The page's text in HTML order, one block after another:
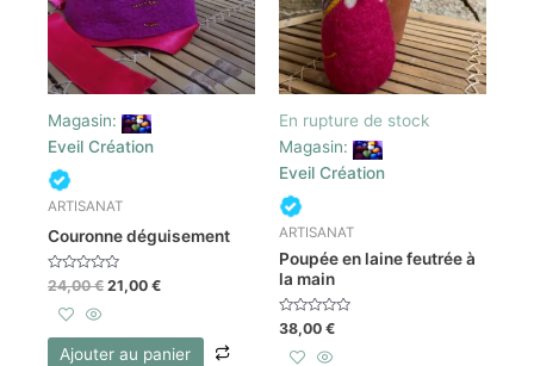
Magasin:
Eveil Création
ARTISANAT
Couronne déguisement
Note
0
sur
24,00€ 21,00 €
Ajouter au panier
En rupture de stock
Magasin:
Eveil Création
ARTISANAT
Poupée en laine feutrée à
la main
Note
0
sur
38,00 €